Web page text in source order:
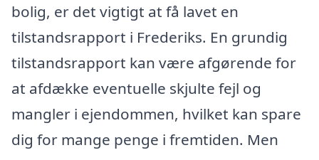
bolig, er det vigtigt at få lavet en
tilstandsrapport i Frederiks. En grundig
tilstandsrapport kan være afgørende for
at afdække eventuelle skjulte fejl og
mangler i ejendommen, hvilket kan spare
dig for mange penge i fremtiden. Men